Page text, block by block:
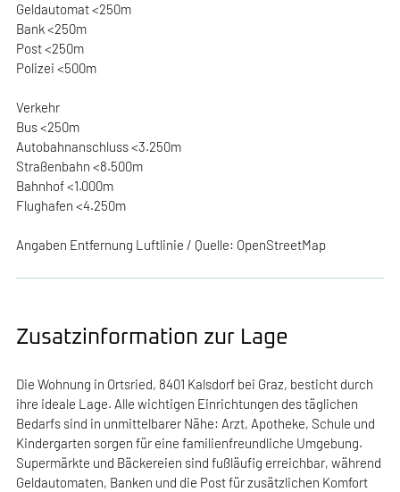
Geldautomat <250m
Bank <250m
Post <250m
Polizei <500m
Verkehr
Bus <250m
Autobahnanschluss <3.250m
Straßenbahn <8.500m
Bahnhof <1.000m
Flughafen <4.250m
Angaben Entfernung Luftlinie / Quelle: OpenStreetMap
Zusatzinformation zur Lage
Die Wohnung in Ortsried, 8401 Kalsdorf bei Graz, besticht durch
ihre ideale Lage. Alle wichtigen Einrichtungen des täglichen
Bedarfs sind in unmittelbarer Nähe: Arzt, Apotheke, Schule und
Kindergarten sorgen für eine familienfreundliche Umgebung.
Supermärkte und Bäckereien sind fußläufig erreichbar, während
Geldautomaten, Banken und die Post für zusätzlichen Komfort